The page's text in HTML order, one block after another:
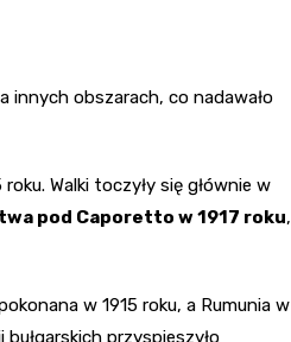
innych obszarach, co nadawało
Walki toczyły się głównie w
pod Caporetto w 1917 roku,
w 1915 roku, a Rumunia w
przyspieszyło